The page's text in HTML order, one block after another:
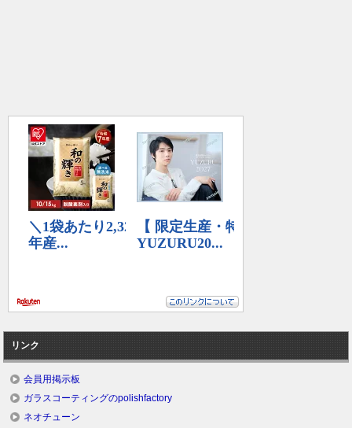
リンク
会員用掲示板
ガラスコーティングのpolishfactory
ネオチューン